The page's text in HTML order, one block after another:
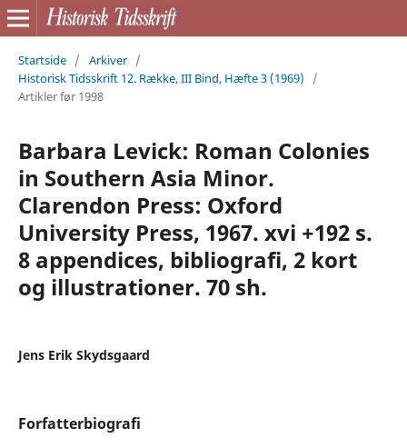
Startside / Arkiver /
Historisk Tidsskrift 12. Række, III Bind, Hæfte 3 (1969)
/
Artikler før 1998
Barbara Levick: Roman Colonies
in Southern Asia Minor.
Clarendon Press: Oxford
University Press, 1967. xvi +192 s.
8 appendices, bibliografi, 2 kort
og illustrationer. 70 sh.
Jens Erik Skydsgaard
Forfatterbiografi